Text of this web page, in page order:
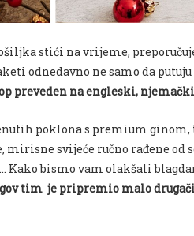
stići na vrijeme,
odnedavno ne samo da
preveden na engleski,
poklona s premium
svijeće ručno rađene od
Kako bismo vam olakšali
tim je pripremio malo